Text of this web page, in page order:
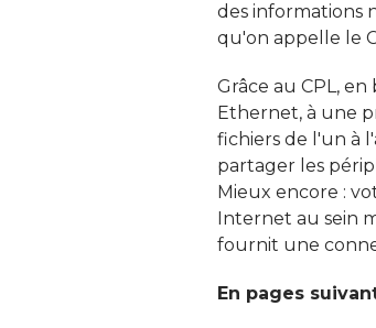
des informations
qu'on appelle le
Grâce au CPL,
Ethernet, à une
fichiers de l'un à
partager les
Mieux encore :
Internet au sein
fournit une
En pages